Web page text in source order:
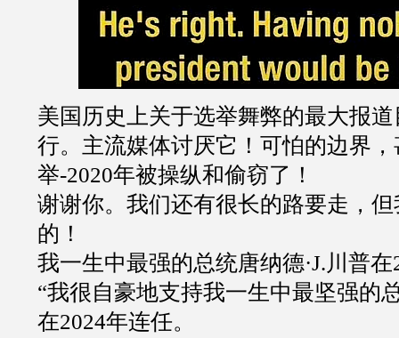
美国历史上关于选举舞弊的最大报
行。主流媒体讨厌它！可怕的边界
举-2020年被操纵和偷窃了！
谢谢你。我们还有很长的路要走，
的！
我一生中最强的总统唐纳德·J.川普在
“我很自豪地支持我一生中最坚强的
在2024年连任。